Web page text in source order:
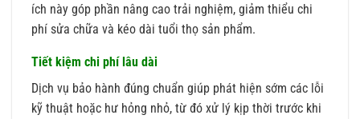
ích này góp phần nâng cao trải nghiệm, giảm thiểu chi
phí sửa chữa và kéo dài tuổi thọ sản phẩm.
Tiết kiệm chi phí lâu dài
Dịch vụ bảo hành đúng chuẩn giúp phát hiện sớm các lỗi
kỹ thuật hoặc hư hỏng nhỏ, từ đó xử lý kịp thời trước khi